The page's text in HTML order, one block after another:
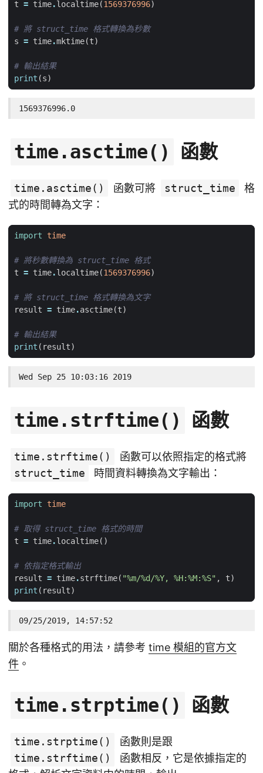
t = time.localtime(1569376996)
# 將 struct_time 格式轉換為秒數
s = time.mktime(t)
# 輸出結果
print (s)
1569376996.0
time.asctime() 函數
time.asctime() 函數可將 struct_time
格
式的時間轉為文字：
import time
# 將秒數轉換為 struct_time 格式
t = time.localtime(1569376996)
# 將 struct_time 格式轉換為文字
result = time.asctime(t)
# 輸出結果
print ( result)
Wed Sep 25 10:03:16 2019
time.strftime() 函數
time.strftime()
函數可以依照指定的格式將
struct_time
時間資料轉換為文字輸出：
import time
# 取得 struct_time 格式的時間
t = time.localtime()
# 依指定格式輸出
result = time.strftime( "%m/%d/%Y, %H:%M:%S" , t)
print ( result)
09/25/2019, 14:57:52
關於各種格式的用法，請參考 time 模組的官方文
件 。
time.strptime() 函數
time.strptime()
函數則是跟
time.strftime()
函數相反，它是依據指定的